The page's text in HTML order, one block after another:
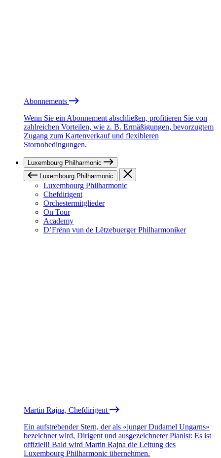
Abonnements
Wenn Sie ein Abonnement abschließen, profitieren Sie von
zahlreichen Vorteilen, wie z. B. Ermäßigungen, bevorzugtem
Zugang zum Kartenverkauf und flexibleren
Stornobedingungen.
Luxembourg Philharmonic
Luxembourg Philharmonic
Luxembourg Philharmonic
Chefdirigent
Orchestermitglieder
On Tour
Academy
D’Frënn vun de Lëtzebuerger Philharmoniker
Martin Rajna, Chefdirigent
Ein aufstrebender Stern, der als «junger Dudamel Ungarns»
bezeichnet wird, Dirigent und ausgezeichneter Pianist: Es ist
offiziell! Bald wird Martin Rajna die Leitung des
Luxembourg Philharmonic übernehmen.